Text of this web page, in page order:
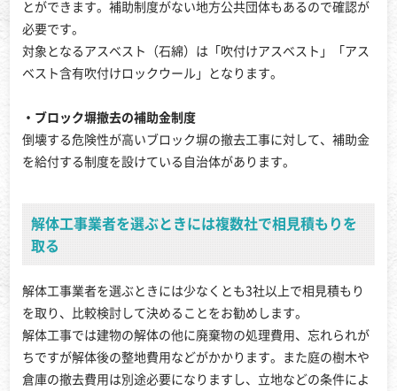
とができます。補助制度がない地方公共団体もあるので確認が
必要です。
対象となるアスベスト（石綿）は「吹付けアスベスト」「アス
ベスト含有吹付けロックウール」となります。
・ブロック塀撤去の補助金制度
倒壊する危険性が高いブロック塀の撤去工事に対して、補助金
を給付する制度を設けている自治体があります。
解体工事業者を選ぶときには複数社で相見積もりを
取る
解体工事業者を選ぶときには少なくとも3社以上で相見積もり
を取り、比較検討して決めることをお勧めします。
解体工事では建物の解体の他に廃棄物の処理費用、忘れられが
ちですが解体後の整地費用などがかかります。また庭の樹木や
倉庫の撤去費用は別途必要になりますし、立地などの条件によ